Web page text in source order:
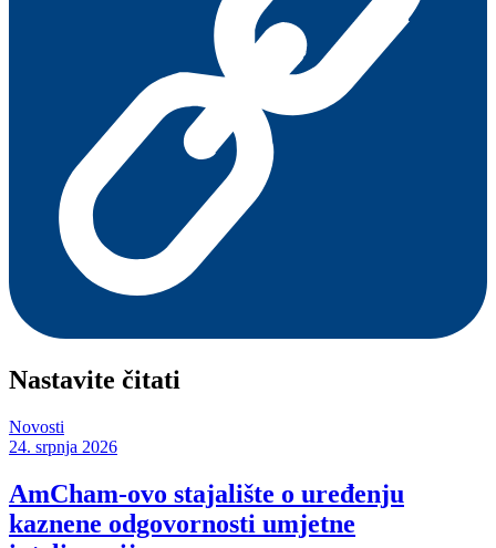
Nastavite čitati
Novosti
24. srpnja 2026
AmCham-ovo stajalište o uređenju
kaznene odgovornosti umjetne